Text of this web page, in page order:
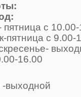
пятница с
пятница с 9.00-
16.00
-выходной